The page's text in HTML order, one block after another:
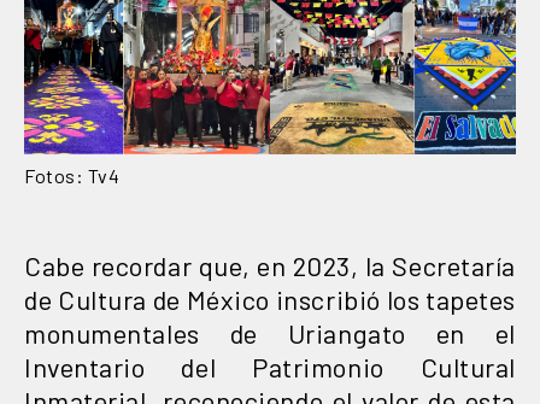
Fotos: Tv4
Cabe recordar que, en 2023, la Secretaría
de Cultura de México inscribió los tapetes
monumentales de Uriangato en el
Inventario del Patrimonio Cultural